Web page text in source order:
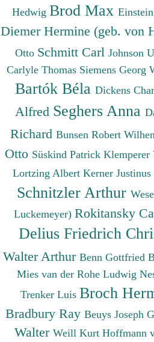
Hedwig Brod Max
Diemer Hermine (geb. von
Otto Schmitt Carl Johnson
Carlyle Thomas Siemens Georg
Bartók Béla Dickens
Alfred Seghers Anna
Richard Bunsen Robert
Otto Süskind Patrick Klemperer
Lortzing Albert Kerner Justinus
Schnitzler Arthur
Luckemeyer) Rokitansky
Delius Friedrich
Walter Arthur Benn Gottfried
Mies van der Rohe Ludwig
Trenker Luis Broch
Bradbury Ray Beuys Joseph
Walter Weill Kurt Hoffmann